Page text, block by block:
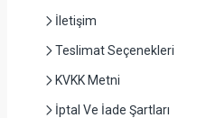
İletişim
Teslimat Seçenekleri
KVKK Metni
İptal Ve İade Şartları